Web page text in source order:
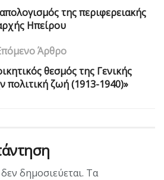
της περιφερειακής
Ηπείρου
Άρθρο
θεσμός της Γενικής
πολιτική ζωή (1913-1940)»
δημοσιεύεται. Τα